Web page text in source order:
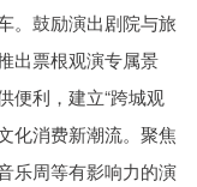
。鼓励演出剧院与旅
出票根观演专属景
便利，建立“跨城观
化消费新潮流。聚焦
乐周等有影响力的演